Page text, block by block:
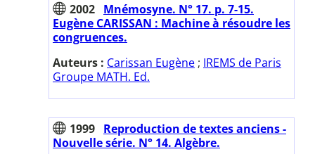
2002 Mnémosyne. N° 17. p. 7-15.
Eugène CARISSAN : Machine à résoudre les
congruences.
Auteurs : Carissan Eugène ; IREMS de Paris
Groupe MATH. Ed.
1999 Reproduction de textes anciens -
Nouvelle série. N° 14. Algèbre.